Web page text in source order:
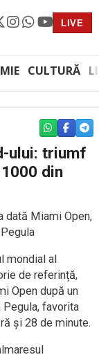
LIVE
CULTURĂ
WHATSAPP
ului: triumf
din
dată Miami Open,
mondial al
de referință,
Open după un
favorita
și 28 de minute.